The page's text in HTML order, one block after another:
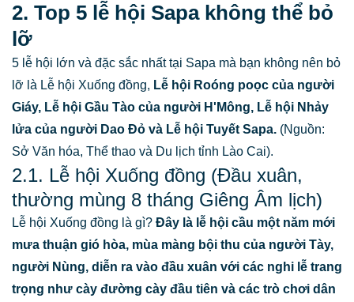
2. Top 5 lễ hội Sapa không thể bỏ
lỡ
5 lễ hội lớn và đặc sắc nhất tại Sapa mà bạn không nên bỏ
lỡ là Lễ hội Xuống đồng, Lễ hội Roóng poọc của người
Giáy, Lễ hội Gầu Tào của người H'Mông, Lễ hội Nhảy
lửa của người Dao Đỏ và Lễ hội Tuyết Sapa. (Nguồn:
Sở Văn hóa, Thể thao và Du lịch tỉnh Lào Cai).
2.1. Lễ hội Xuống đồng (Đầu xuân,
thường mùng 8 tháng Giêng Âm lịch)
Lễ hội Xuống đồng là gì? Đây là lễ hội cầu một năm mới
mưa thuận gió hòa, mùa màng bội thu của người Tày,
người Nùng, diễn ra vào đầu xuân với các nghi lễ trang
trọng như cày đường cày đầu tiên và các trò chơi dân